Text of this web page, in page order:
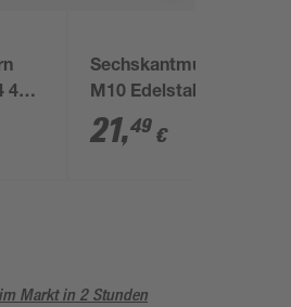
4
Sechskantmuttern
M10 Edelstahl A4 50
Stück
21,49 €
Markt in 2 Stunden